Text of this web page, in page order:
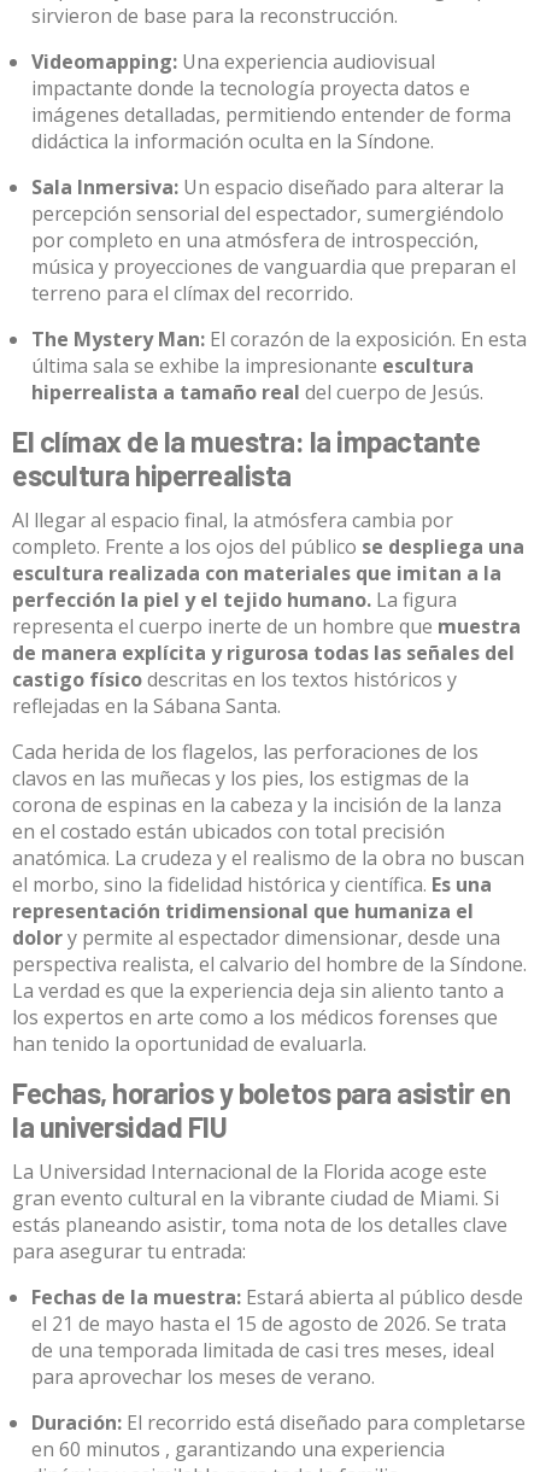
sirvieron de base para la reconstrucción.
Videomapping: Una experiencia audiovisual
impactante donde la tecnología proyecta datos e
imágenes detalladas, permitiendo entender de forma
didáctica la información oculta en la Síndone.
Sala Inmersiva: Un espacio diseñado para alterar la
percepción sensorial del espectador, sumergiéndolo
por completo en una atmósfera de introspección,
música y proyecciones de vanguardia que preparan el
terreno para el clímax del recorrido.
The Mystery Man: El corazón de la exposición. En esta
última sala se exhibe la impresionante escultura
hiperrealista a tamaño real del cuerpo de Jesús.
El clímax de la muestra: la impactante
escultura hiperrealista
Al llegar al espacio final, la atmósfera cambia por
completo. Frente a los ojos del público se despliega una
escultura realizada con materiales que imitan a la
perfección la piel y el tejido humano. La figura
representa el cuerpo inerte de un hombre que muestra
de manera explícita y rigurosa todas las señales del
castigo físicodescritas en los textos históricos y
reflejadas en la Sábana Santa.
Cada herida de los flagelos, las perforaciones de los
clavos en las muñecas y los pies, los estigmas de la
corona de espinas en la cabeza y la incisión de la lanza
en el costado están ubicados con total precisión
anatómica. La crudeza y el realismo de la obra no buscan
el morbo, sino la fidelidad histórica y científica. Es una
representación tridimensional que humaniza el
dolory permite al espectador dimensionar, desde una
perspectiva realista, el calvario del hombre de la Síndone.
La verdad es que la experiencia deja sin aliento tanto a
los expertos en arte como a los médicos forenses que
han tenido la oportunidad de evaluarla.
Fechas, horarios y boletos para asistir en
la universidad FIU
La Universidad Internacional de la Florida acoge este
gran evento cultural en la vibrante ciudad de Miami. Si
estás planeando asistir, toma nota de los detalles clave
para asegurar tu entrada:
Fechas de la muestra: Estará abierta al público desde
el 21 de mayo hasta el 15 de agosto de 2026. Se trata
de una temporada limitada de casi tres meses, ideal
para aprovechar los meses de verano.
Duración: El recorrido está diseñado para completarse
en 60 minutos , garantizando una experiencia